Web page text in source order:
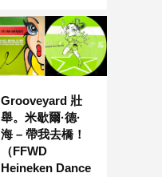
Grooveyard 壯
舉。米歇爾·德·
海 – 帶我去橋！
（FFWD
Heineken Dance